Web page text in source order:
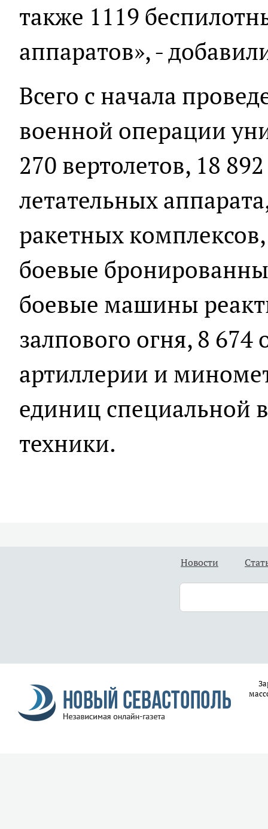
также 1119
аппаратов», -
Всего с начала
военной операции
270 вертолетов, 18
летательных
ракетных
боевые
боевые машины
залпового огня, 8 674
артиллерии и
единиц специальной
техники.
Новости